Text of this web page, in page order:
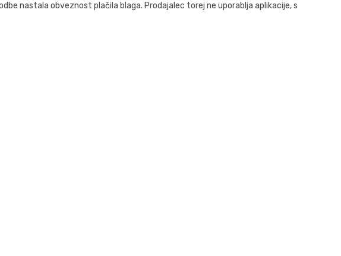
nastala obveznost plačila blaga. Prodajalec torej ne uporablja aplikacije, s